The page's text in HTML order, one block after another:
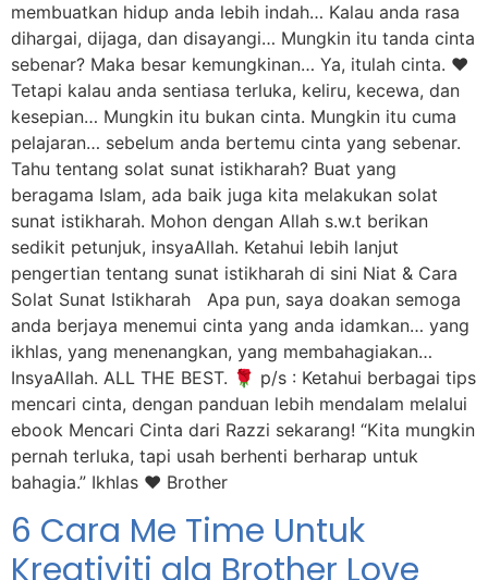
membuatkan hidup anda lebih indah… Kalau anda rasa
dihargai, dijaga, dan disayangi… Mungkin itu tanda cinta
sebenar? Maka besar kemungkinan… Ya, itulah cinta. ❤️
Tetapi kalau anda sentiasa terluka, keliru, kecewa, dan
kesepian… Mungkin itu bukan cinta. Mungkin itu cuma
pelajaran… sebelum anda bertemu cinta yang sebenar.
Tahu tentang solat sunat istikharah? Buat yang
beragama Islam, ada baik juga kita melakukan solat
sunat istikharah. Mohon dengan Allah s.w.t berikan
sedikit petunjuk, insyaAllah. Ketahui lebih lanjut
pengertian tentang sunat istikharah di sini Niat & Cara
Solat Sunat Istikharah Apa pun, saya doakan semoga
anda berjaya menemui cinta yang anda idamkan… yang
ikhlas, yang menenangkan, yang membahagiakan…
InsyaAllah. ALL THE BEST. 🌹 p/s : Ketahui berbagai tips
mencari cinta, dengan panduan lebih mendalam melalui
ebook Mencari Cinta dari Razzi sekarang! “Kita mungkin
pernah terluka, tapi usah berhenti berharap untuk
bahagia.” Ikhlas ❤️ Brother
6 Cara Me Time Untuk
Kreativiti ala Brother Love